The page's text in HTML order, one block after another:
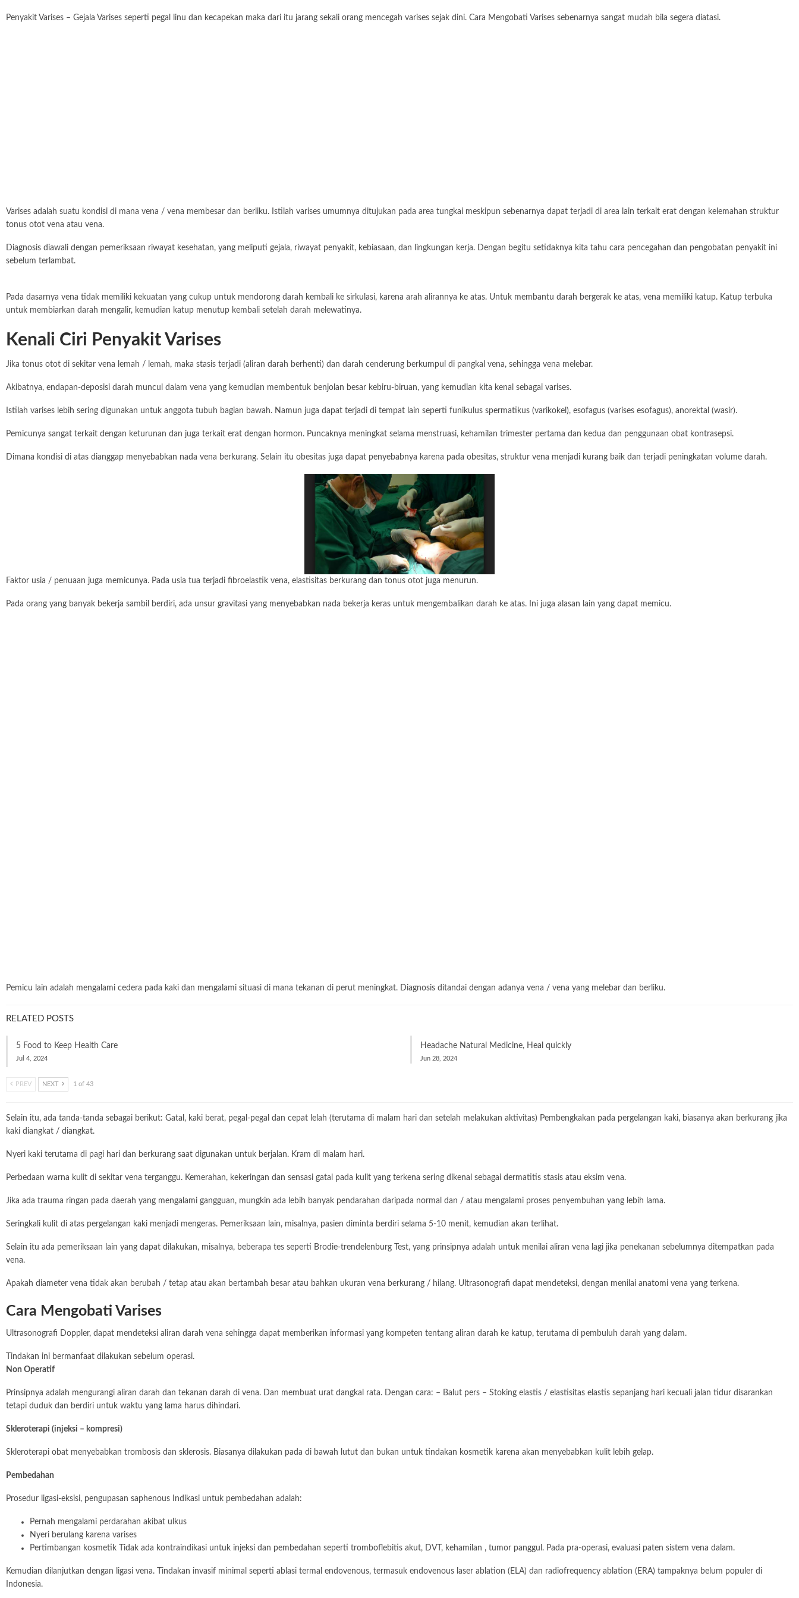
Penyakit Varises – Gejala Varises seperti pegal linu dan kecapekan maka dari itu jarang sekali orang mencegah varises sejak dini. Cara Mengobati Varises sebenarnya sangat mudah bila segera diatasi.
Varises adalah suatu kondisi di mana vena / vena membesar dan berliku. Istilah varises umumnya ditujukan pada area tungkai meskipun sebenarnya dapat terjadi di area lain terkait erat dengan kelemahan struktur
tonus otot vena atau vena.
Diagnosis diawali dengan pemeriksaan riwayat kesehatan, yang meliputi gejala, riwayat penyakit, kebiasaan, dan lingkungan kerja. Dengan begitu setidaknya kita tahu cara pencegahan dan pengobatan penyakit ini
sebelum terlambat.
Pada dasarnya vena tidak memiliki kekuatan yang cukup untuk mendorong darah kembali ke sirkulasi, karena arah alirannya ke atas. Untuk membantu darah bergerak ke atas, vena memiliki katup. Katup terbuka
untuk membiarkan darah mengalir, kemudian katup menutup kembali setelah darah melewatinya.
Kenali Ciri Penyakit Varises
Jika tonus otot di sekitar vena lemah / lemah, maka stasis terjadi (aliran darah berhenti) dan darah cenderung berkumpul di pangkal vena, sehingga vena melebar.
Akibatnya, endapan-deposisi darah muncul dalam vena yang kemudian membentuk benjolan besar kebiru-biruan, yang kemudian kita kenal sebagai varises.
Istilah varises lebih sering digunakan untuk anggota tubuh bagian bawah. Namun juga dapat terjadi di tempat lain seperti funikulus spermatikus (varikokel), esofagus (varises esofagus), anorektal (wasir).
Pemicunya sangat terkait dengan keturunan dan juga terkait erat dengan hormon. Puncaknya meningkat selama menstruasi, kehamilan trimester pertama dan kedua dan penggunaan obat kontrasepsi.
Dimana kondisi di atas dianggap menyebabkan nada vena berkurang. Selain itu obesitas juga dapat penyebabnya karena pada obesitas, struktur vena menjadi kurang baik dan terjadi peningkatan volume darah.
Faktor usia / penuaan juga memicunya. Pada usia tua terjadi fibroelastik vena, elastisitas berkurang dan tonus otot juga menurun.
Pada orang yang banyak bekerja sambil berdiri, ada unsur gravitasi yang menyebabkan nada bekerja keras untuk mengembalikan darah ke atas. Ini juga alasan lain yang dapat memicu.
Pemicu lain adalah mengalami cedera pada kaki dan mengalami situasi di mana tekanan di perut meningkat. Diagnosis ditandai dengan adanya vena / vena yang melebar dan berliku.
RELATED POSTS
5 Food to Keep Health Care
Jul 4, 2024
Headache Natural Medicine, Heal quickly
Jun 28, 2024
PREV NEXT 1 of 43
Selain itu, ada tanda-tanda sebagai berikut: Gatal, kaki berat, pegal-pegal dan cepat lelah (terutama di malam hari dan setelah melakukan aktivitas) Pembengkakan pada pergelangan kaki, biasanya akan berkurang jika
kaki diangkat / diangkat.
Nyeri kaki terutama di pagi hari dan berkurang saat digunakan untuk berjalan. Kram di malam hari.
Perbedaan warna kulit di sekitar vena terganggu. Kemerahan, kekeringan dan sensasi gatal pada kulit yang terkena sering dikenal sebagai dermatitis stasis atau eksim vena.
Jika ada trauma ringan pada daerah yang mengalami gangguan, mungkin ada lebih banyak pendarahan daripada normal dan / atau mengalami proses penyembuhan yang lebih lama.
Seringkali kulit di atas pergelangan kaki menjadi mengeras. Pemeriksaan lain, misalnya, pasien diminta berdiri selama 5-10 menit, kemudian akan terlihat.
Selain itu ada pemeriksaan lain yang dapat dilakukan, misalnya, beberapa tes seperti Brodie-trendelenburg Test, yang prinsipnya adalah untuk menilai aliran vena lagi jika penekanan sebelumnya ditempatkan pada
vena.
Apakah diameter vena tidak akan berubah / tetap atau akan bertambah besar atau bahkan ukuran vena berkurang / hilang. Ultrasonografi dapat mendeteksi, dengan menilai anatomi vena yang terkena.
Cara Mengobati Varises
Ultrasonografi Doppler, dapat mendeteksi aliran darah vena sehingga dapat memberikan informasi yang kompeten tentang aliran darah ke katup, terutama di pembuluh darah yang dalam.
Tindakan ini bermanfaat dilakukan sebelum operasi.
Non Operatif
Prinsipnya adalah mengurangi aliran darah dan tekanan darah di vena. Dan membuat urat dangkal rata. Dengan cara: – Balut pers – Stoking elastis / elastisitas elastis sepanjang hari kecuali jalan tidur disarankan
tetapi duduk dan berdiri untuk waktu yang lama harus dihindari.
Skleroterapi (injeksi – kompresi)
Skleroterapi obat menyebabkan trombosis dan sklerosis. Biasanya dilakukan pada di bawah lutut dan bukan untuk tindakan kosmetik karena akan menyebabkan kulit lebih gelap.
Pembedahan
Prosedur ligasi-eksisi, pengupasan saphenous Indikasi untuk pembedahan adalah:
Pernah mengalami perdarahan akibat ulkus
Nyeri berulang karena varises
Pertimbangan kosmetik Tidak ada kontraindikasi untuk injeksi dan pembedahan seperti tromboflebitis akut, DVT, kehamilan , tumor panggul. Pada pra-operasi, evaluasi paten sistem vena dalam.
Kemudian dilanjutkan dengan ligasi vena. Tindakan invasif minimal seperti ablasi termal endovenous, termasuk endovenous laser ablation (ELA) dan radiofrequency ablation (ERA) tampaknya belum populer di
Indonesia.